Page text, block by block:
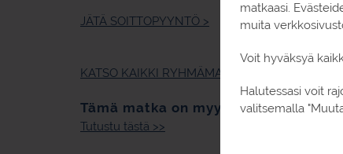
matkaasi.
muita
Voit hyväksyä
Halutessasi voit
valitsemalla
JÄTÄ SOITTOPYYNTÖ >
KATSO KAIKKI RYHMÄMATKAEHDOTELMAT
Tämä matka on myynnissä myös
Tutustu tästä >>